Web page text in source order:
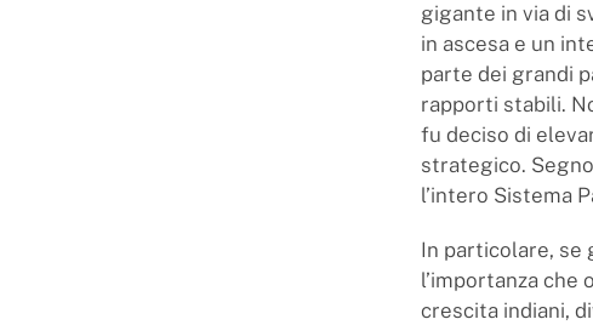
gigante in via di
in ascesa e un
parte dei grandi
rapporti stabili.
fu deciso di
strategico.
l’intero Sistema
In particolare, se
l’importanza che
crescita indiani,